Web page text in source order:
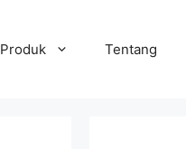
Produk Tentang